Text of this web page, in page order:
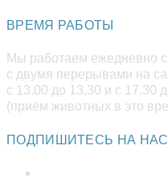
ВРЕМЯ РАБОТЫ
Мы работаем ежедневно с
с двумя перерывами на
с 13.00 до 13.30 и с 17.30
(приём животных в это
ПОДПИШИТЕСЬ НА НАС